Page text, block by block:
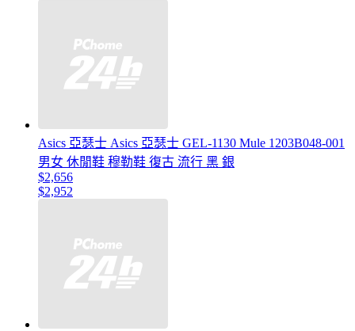
Asics 亞瑟士 Asics 亞瑟士 GEL-1130 Mule 1203B048-001
男女 休閒鞋 穆勒鞋 復古 流行 黑 銀
$2,656
$2,952